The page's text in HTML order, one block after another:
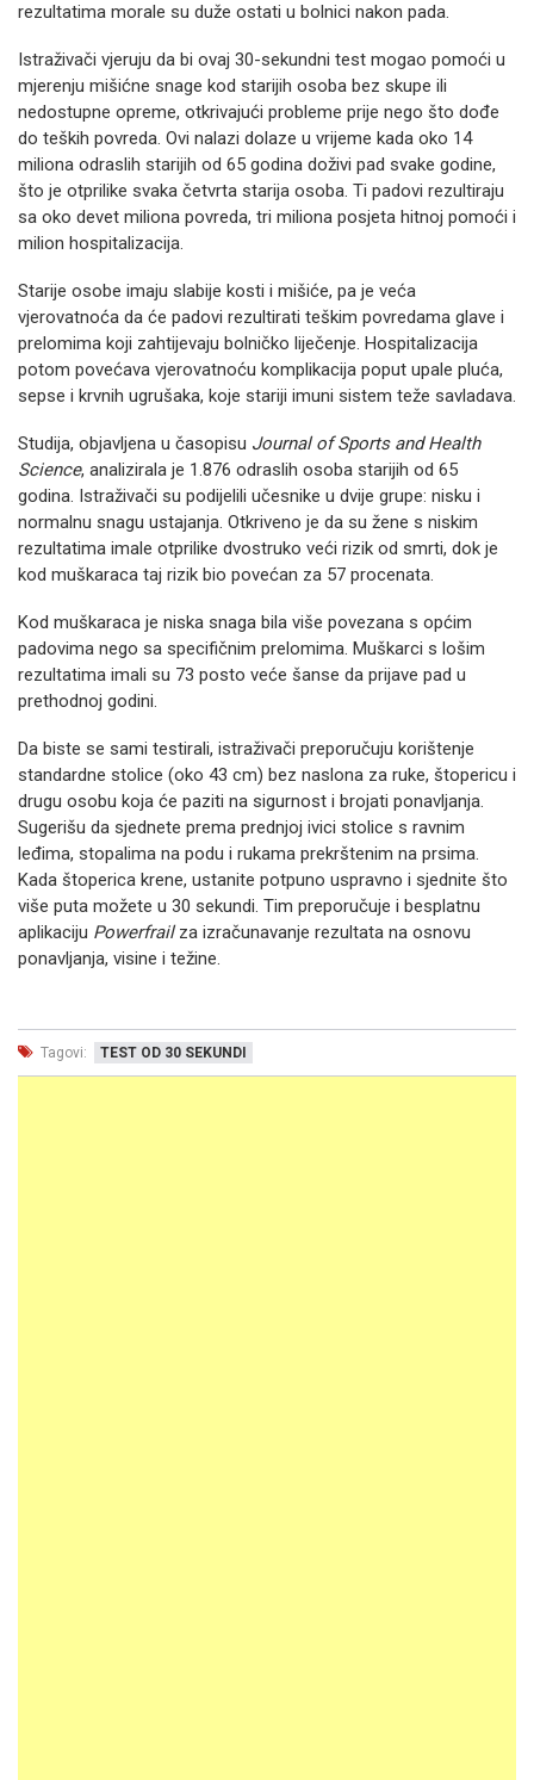
rezultatima morale su duže ostati u bolnici nakon pada.
Istraživači vjeruju da bi ovaj 30-sekundni test mogao pomoći u
mjerenju mišićne snage kod starijih osoba bez skupe ili
nedostupne opreme, otkrivajući probleme prije nego što dođe
do teških povreda. Ovi nalazi dolaze u vrijeme kada oko 14
miliona odraslih starijih od 65 godina doživi pad svake godine,
što je otprilike svaka četvrta starija osoba. Ti padovi rezultiraju
sa oko devet miliona povreda, tri miliona posjeta hitnoj pomoći i
milion hospitalizacija.
Starije osobe imaju slabije kosti i mišiće, pa je veća
vjerovatnoća da će padovi rezultirati teškim povredama glave i
prelomima koji zahtijevaju bolničko liječenje. Hospitalizacija
potom povećava vjerovatnoću komplikacija poput upale pluća,
sepse i krvnih ugrušaka, koje stariji imuni sistem teže savladava.
Studija, objavljena u časopisu Journal of Sports and Health
Science, analizirala je 1.876 odraslih osoba starijih od 65
godina. Istraživači su podijelili učesnike u dvije grupe: nisku i
normalnu snagu ustajanja. Otkriveno je da su žene s niskim
rezultatima imale otprilike dvostruko veći rizik od smrti, dok je
kod muškaraca taj rizik bio povećan za 57 procenata.
Kod muškaraca je niska snaga bila više povezana s općim
padovima nego sa specifičnim prelomima. Muškarci s lošim
rezultatima imali su 73 posto veće šanse da prijave pad u
prethodnoj godini.
Da biste se sami testirali, istraživači preporučuju korištenje
standardne stolice (oko 43 cm) bez naslona za ruke, štopericu i
drugu osobu koja će paziti na sigurnost i brojati ponavljanja.
Sugerišu da sjednete prema prednjoj ivici stolice s ravnim
leđima, stopalima na podu i rukama prekrštenim na prsima.
Kada štoperica krene, ustanite potpuno uspravno i sjednite što
više puta možete u 30 sekundi. Tim preporučuje i besplatnu
aplikaciju Powerfrailza izračunavanje rezultata na osnovu
ponavljanja, visine i težine.
Tagovi: TEST OD 30 SEKUNDI